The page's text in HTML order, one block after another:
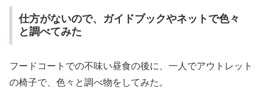
仕方がないので、ガイドブックやネットで色々
と調べてみた
フードコートでの不味い昼食の後に、一人でアウトレット
の椅子で、色々と調べ物をしてみた。